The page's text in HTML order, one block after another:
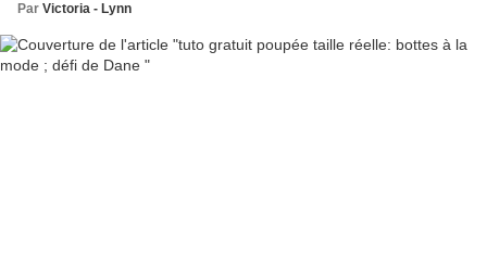
Par Victoria - Lynn